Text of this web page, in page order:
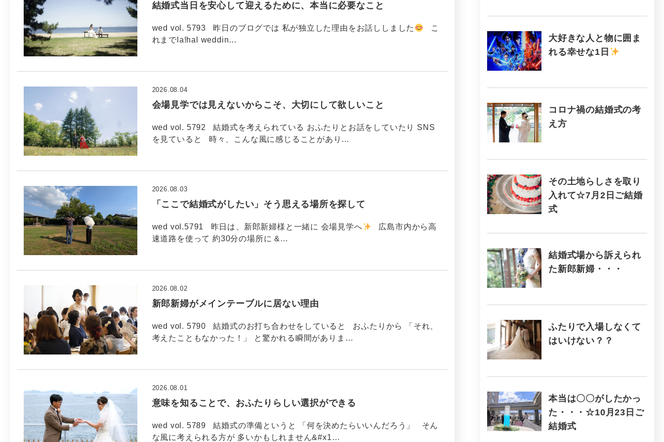
結婚式当日を安心して迎えるために、本当に必要なこと
wed vol. 5793 昨日のブログでは 私が独立した理由をお話ししました
こ
れまでla!hal weddin…
会場見学では見えないからこそ、大切にして欲しいこと
2026.08.04
wed vol. 5792 結婚式を考えられている おふたりとお話をしていたり SNS
を見ていると 時々、こんな風に感じることがあり…
「ここで結婚式がしたい」そう思える場所を探して
2026.08.03
wed vol.5791 昨日は、新郎新婦様と一緒に 会場見学へ
広島市内から高
速道路を使って 約30分の場所に &…
新郎新婦がメインテーブルに居ない理由
2026.08.02
wed vol. 5790 結婚式のお打ち合わせをしていると おふたりから 「それ、
考えたこともなかった！」 と驚かれる瞬間がありま…
意味を知ることで、おふたりらしい選択ができる
2026.08.01
wed vol. 5789 結婚式の準備というと 「何を決めたらいいんだろう」 そん
な風に考えられる方が 多いかもしれません&#x1…
大好きな人と物に囲ま
れる幸せな1日
コロナ禍の結婚式の考
え方
その土地らしさを取り
入れて☆7月2日ご結婚
式
結婚式場から訴えられ
た新郎新婦・・・
ふたりで入場しなくて
はいけない？？
本当は〇〇がしたかっ
た・・・☆10月23日ご
結婚式